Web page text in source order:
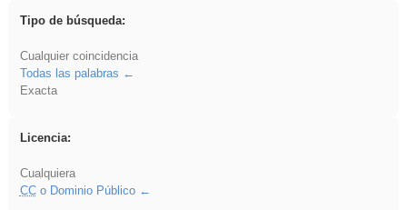
Tipo de búsqueda:
Cualquier coincidencia
Todas las palabras
Exacta
Licencia:
Cualquiera
CCo Dominio Público